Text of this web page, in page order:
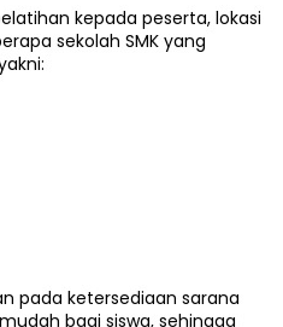
kepada peserta, lokasi
sekolah SMK yang
pada ketersediaan sarana
bagi siswa, sehingga